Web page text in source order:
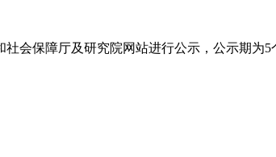
会保障厅及研究院网站进行公示，公示期为5